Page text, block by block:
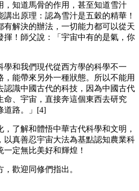
，知道馬骨的作用，甚至知道雪汁
講出原理：認為雪汁是五穀的精華！
有解決的辦法，一切能力都可以從天
揮！師父說：「宇宙中有的是氣，你
學和我們現代從西方學的科學不一
，能帶來另外一種狀態。所以不能用
認識中國古代的科技，因為中國古代
命、宇宙，直接奔這個東西去研究
道路。」[4]
了解和體悟中華古代科學和文明，
以真善忍宇宙大法為基點認知農業科
定無比美好和輝煌！
歡迎同修們指出。